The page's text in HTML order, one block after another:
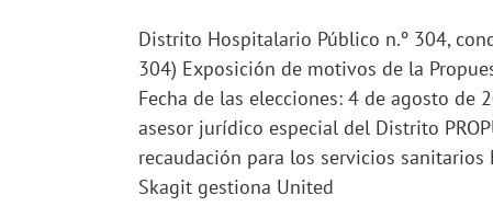
Distrito Hospitalario Público n.º 304,
304) Exposición de motivos de la
Fecha de las elecciones: 4 de agosto de
asesor jurídico especial del Distrito
recaudación para los servicios
Skagit gestiona United